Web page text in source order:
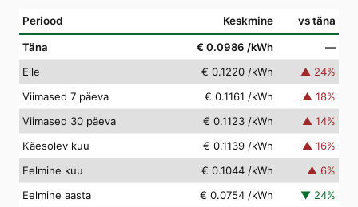
Periood Keskmine vs täna
Täna € 0.0986 /kWh
—
Eile
€ 0.1220 /kWh ▲ 24%
Viimased 7 päeva
€ 0.1161 /kWh ▲ 18%
Viimased 30 päeva
€ 0.1123 /kWh ▲ 14%
Käesolev kuu
€ 0.1139 /kWh ▲ 16%
Eelmine kuu
€ 0.1044 /kWh ▲ 6%
Eelmine aasta
€ 0.0754 /kWh ▼ 24%